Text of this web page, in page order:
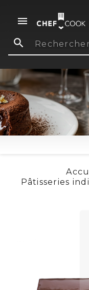

search
Pâtisseries